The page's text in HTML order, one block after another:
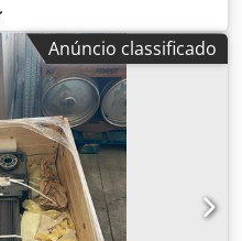
Anúncio classificado